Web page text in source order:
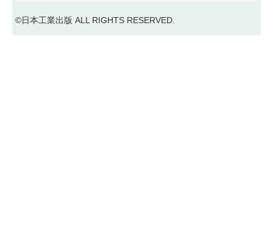
©日本工業出版 ALL RIGHTS RESERVED.